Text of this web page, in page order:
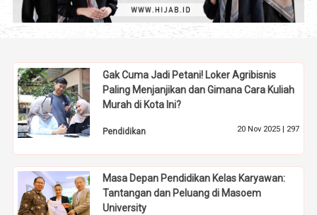
Gak Cuma Jadi Petani! Loker Agribisnis
Paling Menjanjikan dan Gimana Cara Kuliah
Murah di Kota Ini?
Pendidikan 20 Nov 2025 | 297
Masa Depan Pendidikan Kelas Karyawan:
Tantangan dan Peluang di Masoem
University